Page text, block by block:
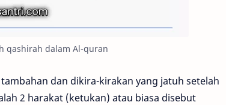
qashirah dalam Al-quran
dan dikira-kirakan yang jatuh setelah
2 harakat (ketukan) atau biasa disebut